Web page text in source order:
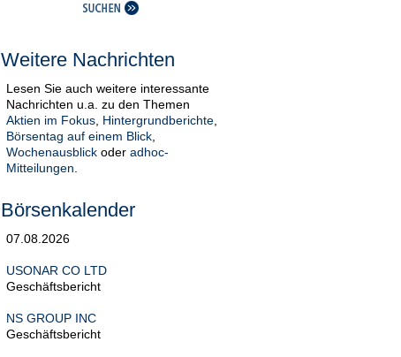
Weitere Nachrichten
Lesen Sie auch weitere interessante
Nachrichten u.a. zu den Themen
Aktien im Fokus Hintergrundberichte
Börsentag auf einem Blick
Wochenausblick oder adhoc-
Mitteilungen
Börsenkalender
07.08.2026
USONAR CO LTD
Geschäftsbericht
NS GROUP INC
Geschäftsbericht